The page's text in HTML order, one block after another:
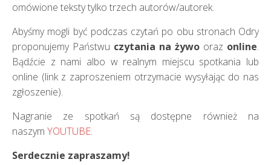
omówione teksty tylko trzech autorów/autorek.
Abyśmy mogli być podczas czytań po obu stronach Odry
proponujemy Państwu czytania na żywo oraz online.
Bądźcie z nami albo w realnym miejscu spotkania lub
online (link z zaproszeniem otrzymacie wysyłając do nas
zgłoszenie).
Nagranie ze spotkań są dostępne również na
naszym YOUTUBE.
Serdecznie zapraszamy!